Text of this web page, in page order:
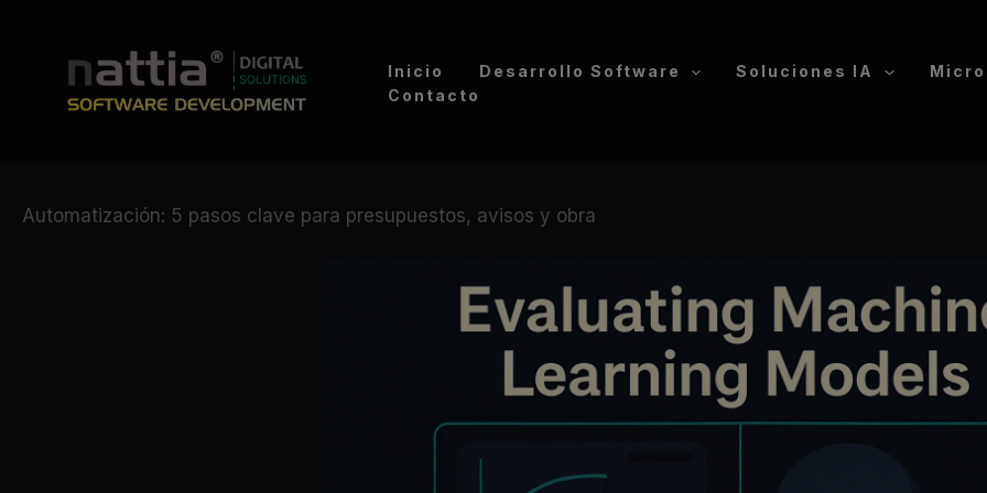
Inicio Desarrollo Software Soluciones IA
Contacto
Automatización: 5 pasos clave para presupuestos, avisos y obra